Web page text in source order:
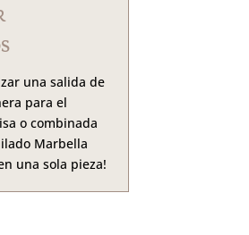
una salida de
para el
o combinada
Marbella
una sola pieza!